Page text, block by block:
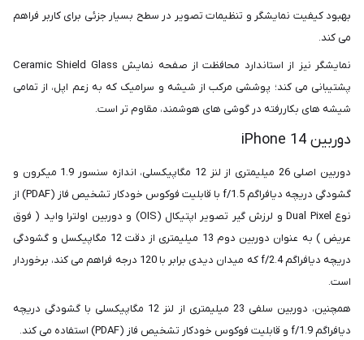
بهبود کیفیت نمایشگر و تنظیمات تصویر در سطح بسیار جزئی برای کاربر فراهم
می کند.
نمایشگر نیز از استاندارد محافظت از صفحه نمایش Ceramic Shield Glass
پشتیبانی می کند؛ پوششی مرکب از شیشه و سرامیک که به زعم اپل، از تمامی
شیشه های بکاررفته در گوشی های هوشمند، مقاوم تر است.
دوربین iPhone 14
دوربین اصلی 26 میلیمتری از لنز 12 مگاپیکسلی، اندازه سنسور 1.9 میکرون و
گشودگی دریچه دیافراگم f/1.5 با قابلیت فوکوس خودکار تشخیص فاز (PDAF) از
نوع Dual Pixel و لرزش‌ گیر تصویر اپتیکال (OIS) و دوربین اولترا واید ( فوق
عریض ) به عنوان دوربین دوم 13 میلیمتری از دقت 12 مگاپیکسل و گشودگی
دریچه دیافراگم f/2.4 که میدان دیدی برابر با 120 درجه فراهم می کند، برخوردار
است.
همچنین، دوربین سلفی 23 میلیمتری از لنز 12 مگاپیکسلی با گشودگی دریچه
دیافراگم f/1.9 و قابلیت فوکوس خودکار تشخیص فاز (PDAF) استفاده می کند.